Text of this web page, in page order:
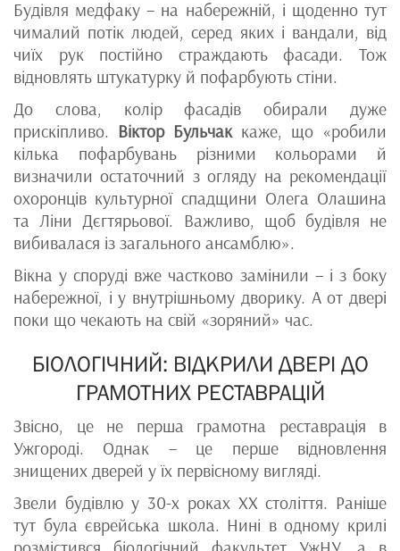
Будівля медфаку – на набережній, і щоденно тут
чималий потік людей, серед яких і вандали, від
чиїх рук постійно страждають фасади. Тож
відновлять штукатурку й пофарбують стіни.
До слова, колір фасадів обирали дуже
прискіпливо. Віктор Бульчаккаже, що «робили
кілька пофарбувань різними кольорами й
визначили остаточний з огляду на рекомендації
охоронців культурної спадщини Олега Олашина
та Ліни Дєгтярьової. Важливо, щоб будівля не
вибивалася із загального ансамблю».
Вікна у споруді вже частково замінили – і з боку
набережної, і у внутрішньому дворику. А от двері
поки що чекають на свій «зоряний» час.
БІОЛОГІЧНИЙ: ВІДКРИЛИ ДВЕРІ ДО
ГРАМОТНИХ РЕСТАВРАЦІЙ
Звісно, це не перша грамотна реставрація в
Ужгороді. Однак – це перше відновлення
знищених дверей у їх первісному вигляді.
Звели будівлю у 30-х роках ХХ століття. Раніше
тут була єврейська школа. Нині в одному крилі